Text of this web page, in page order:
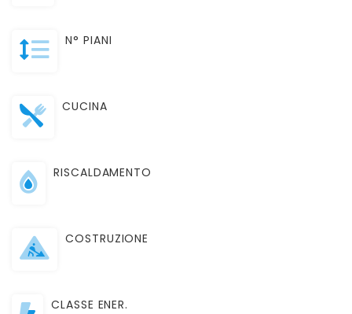
N° PIANI
CUCINA
RISCALDAMENTO
COSTRUZIONE
CLASSE ENER.